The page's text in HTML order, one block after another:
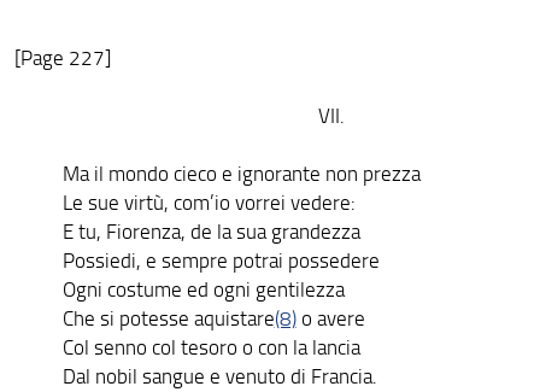
[Page 227]
VII.
Ma il mondo cieco e ignorante non prezza
Le sue virtù, com’io vorrei vedere:
E tu, Fiorenza, de la sua grandezza
Possiedi, e sempre potrai possedere
Ogni costume ed ogni gentilezza
Che si potesse aquistare(8)o avere
Col senno col tesoro o con la lancia
Dal nobil sangue e venuto di Francia.